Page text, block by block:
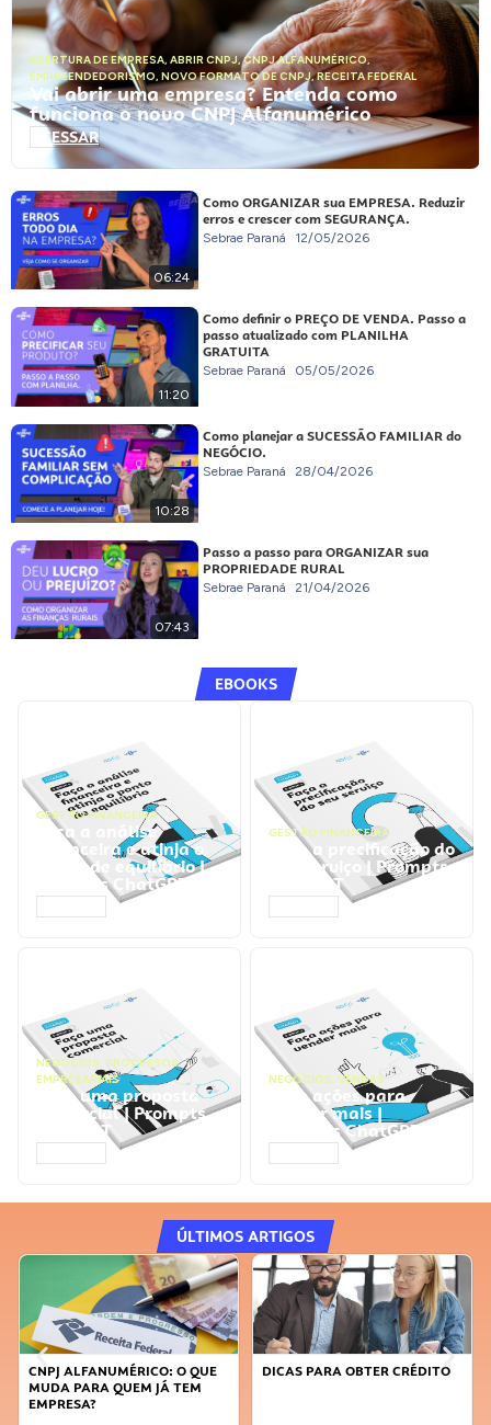
ABERTURA DE EMPRESA, ABRIR CNPJ,CNPJ ALFANUMÉRICO,
EMPREENDEDORISMO, NOVO FORMATO DE CNPJ,RECEITA FEDERAL
Vai abrir uma empresa? Entenda como
funciona o novo CNPJ Alfanumérico
ACESSAR
06:24
Como ORGANIZAR sua EMPRESA. Reduzir
erros e crescer com SEGURANÇA.
Sebrae Paraná 12/05/2026
11:20
Como definir o PREÇO DE VENDA. Passo a
passo atualizado com PLANILHA
GRATUITA
Sebrae Paraná 05/05/2026
10:28
Como planejar a SUCESSÃO FAMILIAR do
NEGÓCIO.
Sebrae Paraná 28/04/2026
07:43
Passo a passo para ORGANIZAR sua
PROPRIEDADE RURAL
Sebrae Paraná 21/04/2026
EBOOKS
GESTÃO FINANCEIRA
Faça a análise
financeira e atinja o
ponto de equilíbrio |
Prompts ChatGPT
GESTÃO FINANCEIRA
Faça a precificação do
seu serviço | Prompts
ChatGPT
NEGÓCIOS, PROCESSOS
EMPRESARIAIS
Faça uma proposta
comercial | Prompts
ChatGPT
NEGÓCIOS, VENDAS
Faça ações para
vender mais |
Prompts ChatGPT
ÚLTIMOS ARTIGOS
CNPJ ALFANUMÉRICO: O QUE
MUDA PARA QUEM JÁ TEM
EMPRESA?
DICAS PARA OBTER CRÉDITO